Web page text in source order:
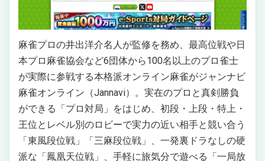
麻雀プロの井出洋介名人が監修を務め、最高位戦や日
本プロ麻雀協会など6団体から100名以上のプロ雀士
が実際に参戦する本格派オンライン麻雀がジャンナビ
麻雀オンライン（Jannavi）。実在のプロと真剣勝負
ができる「プロ対局」をはじめ、初段・上段・特上・
王位とレベル別のロビーで実力の近い相手と競い合う
「東風段位戦」「三麻段位戦」、一発裏ドラなしの硬
派な「鳳凰天位戦」、手軽に旅気分で遊べる「一局放